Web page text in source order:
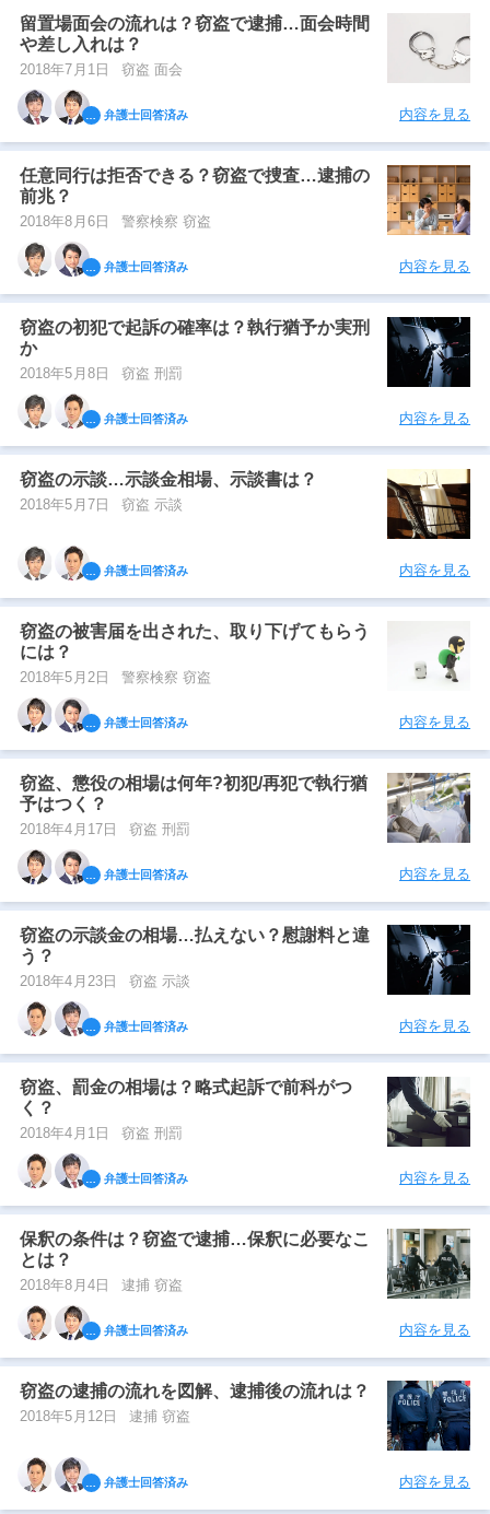
留置場面会の流れは？窃盗で逮捕…面会時間
や差し入れは？
2018年7月1日 窃盗 面会
弁護士回答済み 内容を見る
任意同行は拒否できる？窃盗で捜査…逮捕の
前兆？
2018年8月6日 警察検察 窃盗
弁護士回答済み 内容を見る
窃盗の初犯で起訴の確率は？執行猶予か実刑
か
2018年5月8日 窃盗 刑罰
弁護士回答済み 内容を見る
窃盗の示談…示談金相場、示談書は？
2018年5月7日 窃盗 示談
弁護士回答済み 内容を見る
窃盗の被害届を出された、取り下げてもらう
には？
2018年5月2日 警察検察 窃盗
弁護士回答済み 内容を見る
窃盗、懲役の相場は何年?初犯/再犯で執行猶
予はつく？
2018年4月17日 窃盗 刑罰
弁護士回答済み 内容を見る
窃盗の示談金の相場…払えない？慰謝料と違
う？
2018年4月23日 窃盗 示談
弁護士回答済み 内容を見る
窃盗、罰金の相場は？略式起訴で前科がつ
く？
2018年4月1日 窃盗 刑罰
弁護士回答済み 内容を見る
保釈の条件は？窃盗で逮捕…保釈に必要なこ
とは？
2018年8月4日 逮捕 窃盗
弁護士回答済み 内容を見る
窃盗の逮捕の流れを図解、逮捕後の流れは？
2018年5月12日 逮捕 窃盗
弁護士回答済み 内容を見る